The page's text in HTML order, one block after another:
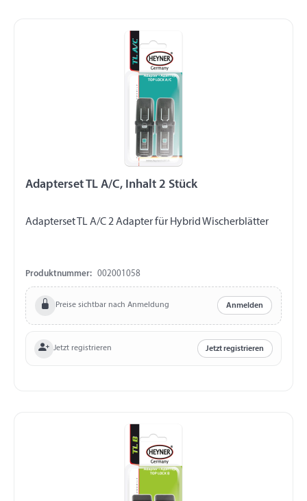
Adapterset TL A/C, Inhalt 2 Stück
Adapterset TL A/C 2 Adapter für Hybrid Wischerblätter
Produktnummer: 002001058
Preise sichtbar nach Anmeldung Anmelden
Jetzt registrieren Jetzt registrieren